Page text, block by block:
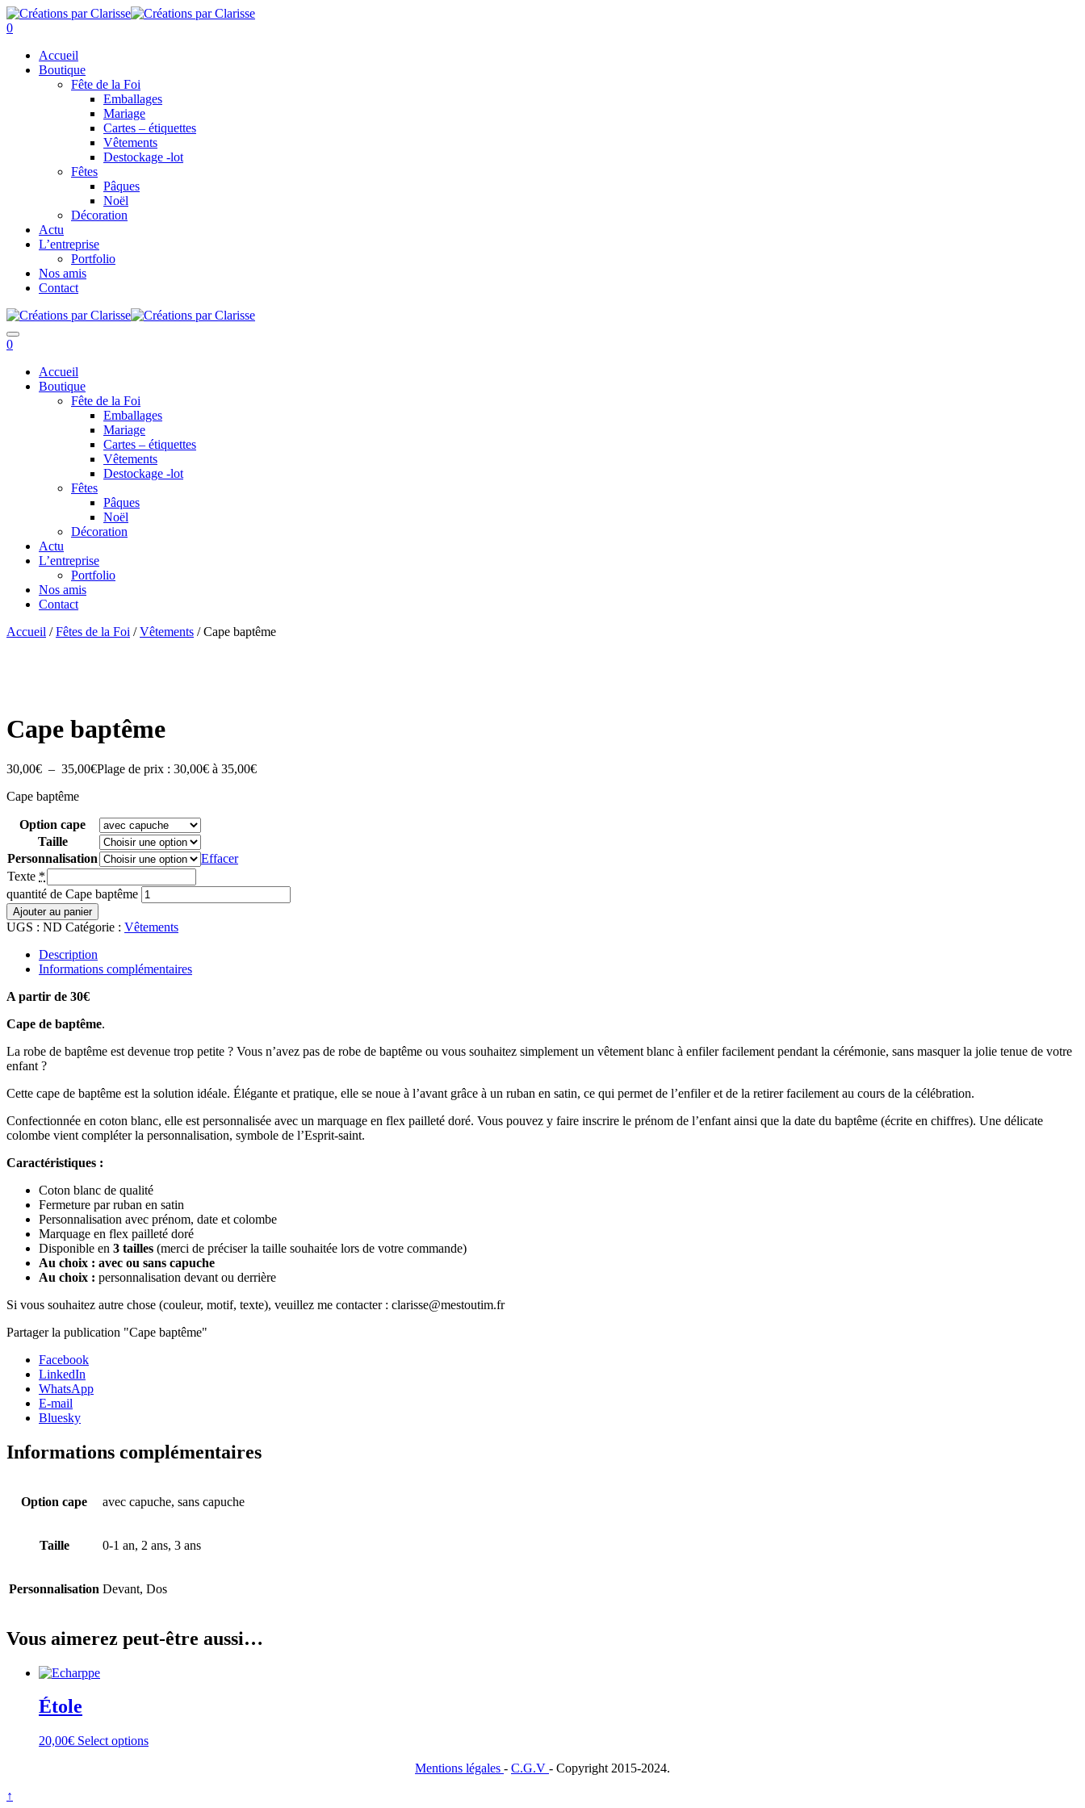
0
Accueil
Boutique
Fête de la Foi
Emballages
Mariage
Cartes – étiquettes
Vêtements
Destockage -lot
Fêtes
Pâques
Noël
Décoration
Actu
L’entreprise
Portfolio
Nos amis
Contact
0
Accueil
Boutique
Fête de la Foi
Emballages
Mariage
Cartes – étiquettes
Vêtements
Destockage -lot
Fêtes
Pâques
Noël
Décoration
Actu
L’entreprise
Portfolio
Nos amis
Contact
Accueil /Fêtes de la Foi /Vêtements / Cape baptême
Cape baptême
30,00€ – 35,00€Plage de prix : 30,00€ à 35,00€
Cape baptême
Option cape
Taille
Personnalisation
Effacer
Texte *
quantité de Cape baptême
Ajouter au panier
UGS : ND Catégorie : Vêtements
Description
Informations complémentaires
A partir de 30€
Cape de baptême.
La robe de baptême est devenue trop petite ? Vous n’avez pas de robe de baptême ou vous souhaitez simplement un vêtement blanc à enfiler facilement pendant la cérémonie, sans masquer la jolie tenue de votre
enfant ?
Cette cape de baptême est la solution idéale. Élégante et pratique, elle se noue à l’avant grâce à un ruban en satin, ce qui permet de l’enfiler et de la retirer facilement au cours de la célébration.
Confectionnée en coton blanc, elle est personnalisée avec un marquage en flex pailleté doré. Vous pouvez y faire inscrire le prénom de l’enfant ainsi que la date du baptême (écrite en chiffres). Une délicate
colombe vient compléter la personnalisation, symbole de l’Esprit-saint.
Caractéristiques :
Coton blanc de qualité
Fermeture par ruban en satin
Personnalisation avec prénom, date et colombe
Marquage en flex pailleté doré
Disponible en 3 tailles (merci de préciser la taille souhaitée lors de votre commande)
Au choix : avec ou sans capuche
Au choix : personnalisation devant ou derrière
Si vous souhaitez autre chose (couleur, motif, texte), veuillez me contacter : clarisse@mestoutim.fr
Partager la publication "Cape baptême"
Facebook
LinkedIn
WhatsApp
E-mail
Bluesky
Informations complémentaires
Option cape avec capuche, sans capuche
Taille 0-1 an, 2 ans, 3 ans
Personnalisation Devant, Dos
Vous aimerez peut-être aussi…
Étole
20,00€ Select options
Mentions légales - C.G.V - Copyright 2015-2024.
↑